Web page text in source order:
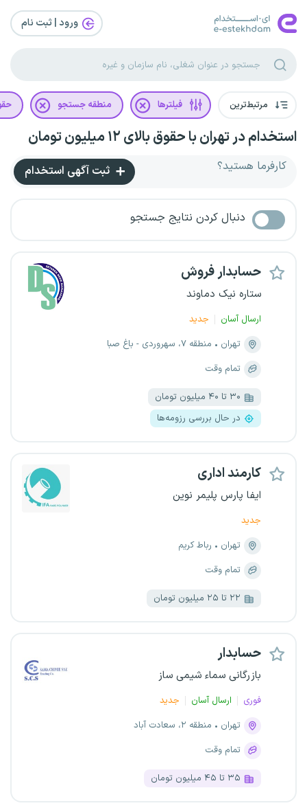
ورود | ثبت‌ نام
مرتبط‌ترین فیلترها منطقه جستجو
استخدام در تهران با حقوق بالای ۱۲ میلیون تومان
کارفرما هستید؟ ثبت آگهی استخدام
دنبال کردن نتایج جستجو
حسابدار فروش
ستاره نیک دماوند
ارسال آسان
جدید
تهران
منطقه ۷، سهروردی - باغ صبا
تمام وقت
۳۰ تا ۴۰ میلیون تومان
در حال بررسی رزومه‌ها
کارمند اداری
ایفا پارس پلیمر نوین
جدید
تهران
رباط کریم
تمام وقت
۲۲ تا ۲۵ میلیون تومان
حسابدار
بازرگانی سماء شیمی ساز
فوری ارسال آسان
جدید
تهران
منطقه ۲، سعادت آباد
تمام وقت
۳۵ تا ۴۵ میلیون تومان